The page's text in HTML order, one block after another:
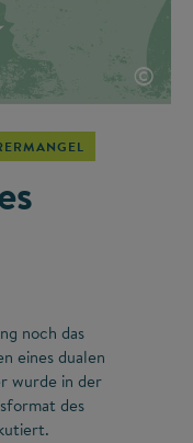
©
noch das
eines dualen
wurde in der
des